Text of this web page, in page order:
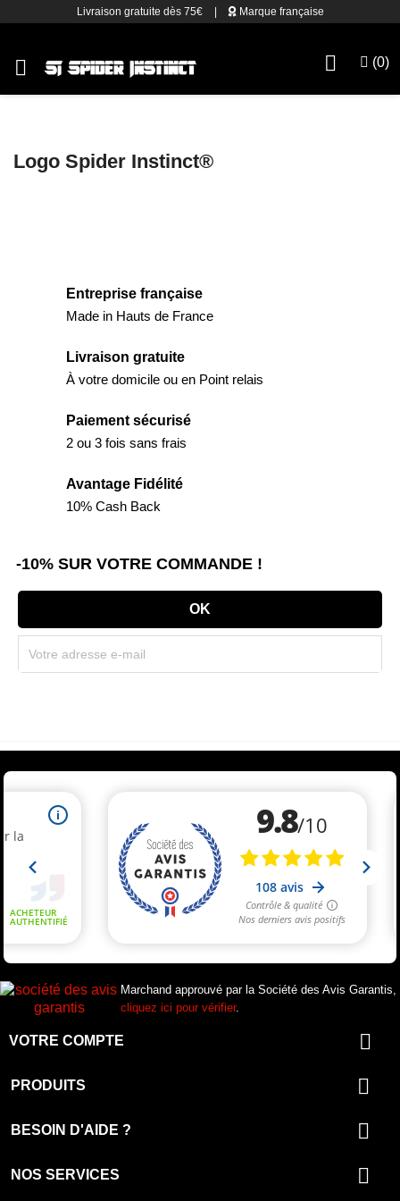
Livraison gratuite dès 75€ Marque française
 (0)

Logo Spider Instinct®
Entreprise française
Made in Hauts de France
Livraison gratuite
À votre domicile ou en Point relais
Paiement sécurisé
2 ou 3 fois sans frais
Avantage Fidélité
10% Cash Back
-10% SUR VOTRE COMMANDE !
Marchand approuvé par la Société des Avis Garantis,
cliquez ici pour vérifier.
VOTRE COMPTE 
PRODUITS 
BESOIN D'AIDE ? 
NOS SERVICES 